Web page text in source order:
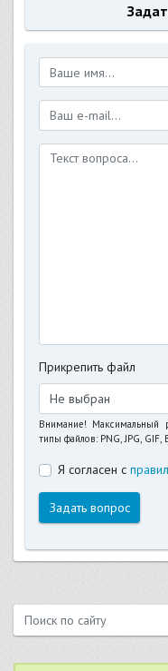
Прикрепить файл
Не выбран
Внимание! Максимальный
типы файлов: PNG, JPG, GIF,
Я согласен с
Задать вопрос